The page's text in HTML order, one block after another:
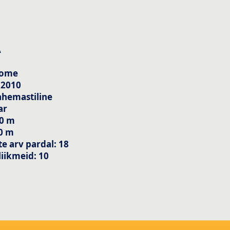
m
m
arv pardal: 18
10